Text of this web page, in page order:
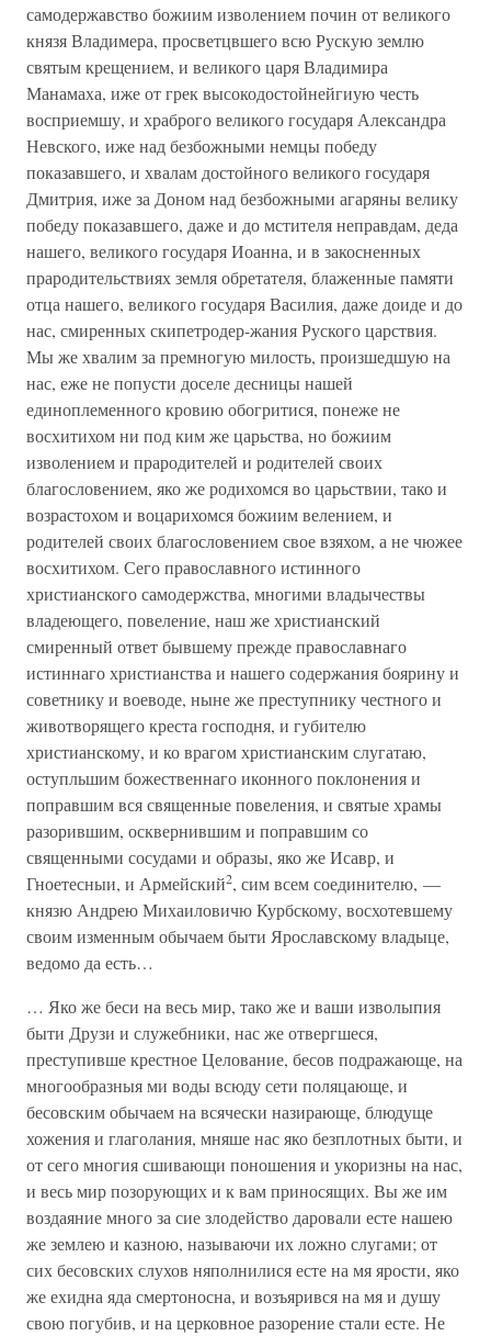
самодержавство божиим изволением почин от великого
князя Владимера, просветцвшего всю Рускую землю
святым крещением, и великого царя Владимира
Манамаха, иже от грек высокодостойнейгиую честь
восприемшу, и храброго великого государя Александра
Невского, иже над безбожными немцы победу
показавшего, и хвалам достойного великого государя
Дмитрия, иже за Доном над безбожными агаряны велику
победу показавшего, даже и до мстителя неправдам, деда
нашего, великого государя Иоанна, и в закосненных
прародительствиях земля обретателя, блаженные памяти
отца нашего, великого государя Василия, даже доиде и до
нас, смиренных скипетродер-жания Руского царствия.
Мы же хвалим за премногую милость, произшедшую на
нас, еже не попусти доселе десницы нашей
единоплеменного кровию обогритися, понеже не
восхитихом ни под ким же царьства, но божиим
изволением и прародителей и родителей своих
благословением, яко же родихомся во царьствии, тако и
возрастохом и воцарихомся божиим велением, и
родителей своих благословением свое взяхом, а не чюжее
восхитихом. Сего православного истинного
христианского самодержства, многими владычествы
владеющего, повеление, наш же христианский
смиренный ответ бывшему прежде православнаго
истиннаго христианства и нашего содержания боярину и
советнику и воеводе, ныне же преступнику честного и
животворящего креста господня, и губителю
христианскому, и ко врагом христианским слугатаю,
оступльшим божественнаго иконного поклонения и
поправшим вся священные повеления, и святые храмы
разорившим, осквернившим и поправшим со
священными сосудами и образы, яко же Исавр, и
Гноетесныи, и Армейский2, сим всем соединителю, —
князю Андрею Михаиловичю Курбскому, восхотевшему
своим изменным обычаем быти Ярославскому владыце,
ведомо да есть…
… Яко же беси на весь мир, тако же и ваши изволыпия
быти Друзи и служебники, нас же отвергшеся,
преступивше крестное Целование, бесов подражающе, на
многообразныя ми воды всюду сети поляцающе, и
бесовским обычаем на всячески назирающе, блюдуще
хожения и глаголания, мняше нас яко безплотных быти, и
от сего многия сшивающи поношения и укоризны на нас,
и весь мир позорующих и к вам приносящих. Вы же им
воздаяние много за сие злодейство даровали есте нашею
же землею и казною, называючи их ложно слугами; от
сих бесовских слухов няполнилися есте на мя ярости, яко
же ехидна яда смертоносна, и возъярився на мя и душу
свою погубив, и на церковное разорение стали есте. Не